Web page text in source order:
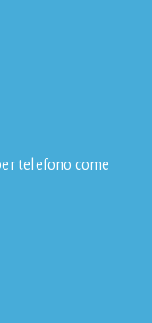
telefono come